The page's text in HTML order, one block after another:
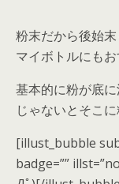
粉末だから後始末
マイボトルにもお
基本的に粉が底に
じゃないとそこ
[illust_bubble
badge=””